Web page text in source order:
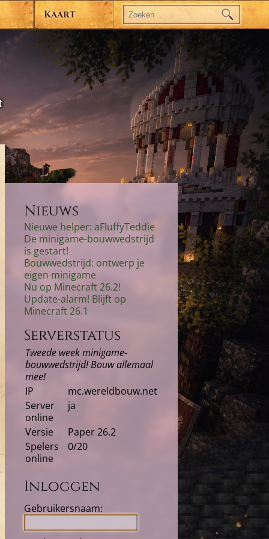
Kaart
Zoeken
naar:
Nieuws
Nieuwe helper: aFluffyTeddie
De minigame-bouwwedstrijd
is gestart!
Bouwwedstrijd: ontwerp je
eigen minigame
Nu op Minecraft 26.2!
Update-alarm! Blijft op
Minecraft 26.1
Serverstatus
Tweede week minigame-
bouwwedstrijd! Bouw allemaal
mee!
IP
mc.wereldbouw.net
Server
online
ja
Versie
Paper 26.2
Spelers
online
0/20
Inloggen
Gebruikersnaam: